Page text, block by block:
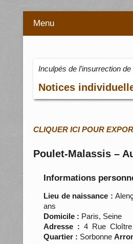
Menu
Inculpés de l’insurrection
Notices
CLIQUER ICI POUR
Poulet-Malassis –
Informations
Lieu de naissance :
ans
Domicile : Paris, Seine
Adresse : 4 Rue
Quartier : Sorbonne